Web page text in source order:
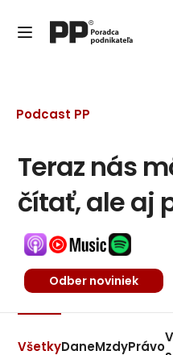
Podcast PP
Teraz nás
čítať, ale aj
Odber noviniek
VšetkyDaneMzdyPrávo